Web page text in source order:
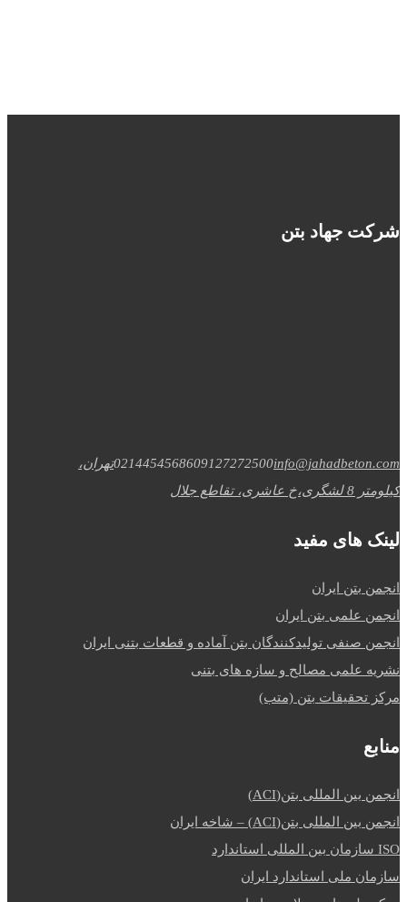
شرکت جهاد بتن
0214454568609127272500info@jahadbeton.com
تهران،
کیلومتر 8 لشگری،خ عاشری، تقاطع جلال
لینک های مفید
انجمن بتن ایران
انجمن علمی بتن ایران
انجمن صنفی تولیدکنندگان بتن آماده و قطعات بتنی ایران
نشریه علمی مصالح و سازه های بتنی
مرکز تحقیقات بتن (متب)
منابع
انجمن بین المللی بتن(ACI)
انجمن بین المللی بتن(ACI) – شاخه ایران
ISO سازمان بین المللی استاندارد
سازمان ملی استاندارد ایران